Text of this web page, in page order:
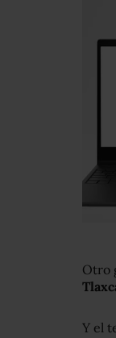
Otro
Y el